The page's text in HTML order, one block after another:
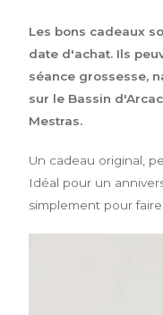
Les bons cadeaux
date d'achat. Ils
séance grossesse,
sur le Bassin
Mestras.
Un cadeau original,
Idéal pour un
simplement pour faire